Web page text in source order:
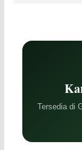
Tersedia di